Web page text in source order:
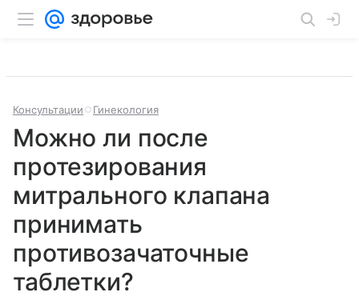
Консультации Гинекология
Можно ли после
протезирования
митрального клапана
принимать
противозачаточные
таблетки?